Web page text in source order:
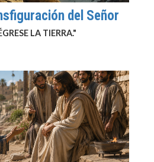
del Señor
LA TIERRA."